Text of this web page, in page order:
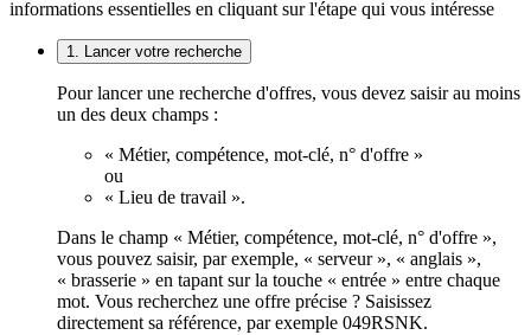
informations essentielles en cliquant sur l'étape qui vous intéresse
1. Lancer votre recherche
Pour lancer une recherche d'offres, vous devez saisir au moins
un des deux champs :
« Métier, compétence, mot-clé, n° d'offre »
ou
« Lieu de travail ».
Dans le champ « Métier, compétence, mot-clé, n° d'offre »,
vous pouvez saisir, par exemple, « serveur », « anglais »,
« brasserie » en tapant sur la touche « entrée » entre chaque
mot. Vous recherchez une offre précise ? Saisissez
directement sa référence, par exemple 049RSNK.